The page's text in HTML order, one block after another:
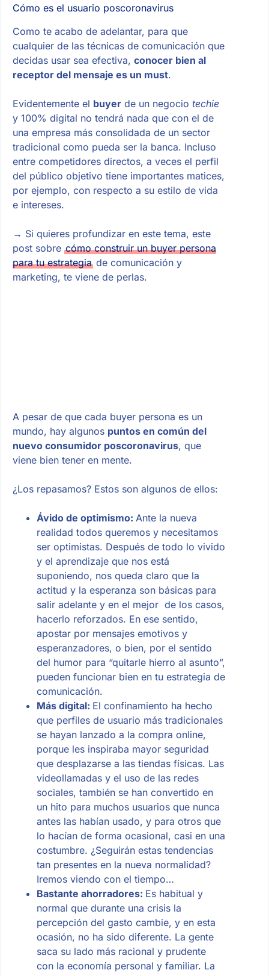
Cómo es el usuario poscoronavirus
Como te acabo de adelantar, para que
cualquier de las técnicas de comunicación que
decidas usar sea efectiva, conocer bien al
receptor del mensaje es un must.
Evidentemente el buyerde un negocio techie
y 100% digital no tendrá nada que con el de
una empresa más consolidada de un sector
tradicional como pueda ser la banca. Incluso
entre competidores directos, a veces el perfil
del público objetivo tiene importantes matices,
por ejemplo, con respecto a su estilo de vida
e intereses.
→ Si quieres profundizar en este tema, este
post sobre cómo construir un buyer persona
para tu estrategiade comunicación y
marketing, te viene de perlas.
A pesar de que cada buyer persona es un
mundo, hay algunos puntos en común del
nuevo consumidor poscoronavirus, que
viene bien tener en mente.
¿Los repasamos? Estos son algunos de ellos:
Ávido de optimismo: Ante la nueva
realidad todos queremos y necesitamos
ser optimistas. Después de todo lo vivido
y el aprendizaje que nos está
suponiendo, nos queda claro que la
actitud y la esperanza son básicas para
salir adelante y en el mejor de los casos,
hacerlo reforzados. En ese sentido,
apostar por mensajes emotivos y
esperanzadores, o bien, por el sentido
del humor para “quitarle hierro al asunto”,
pueden funcionar bien en tu estrategia de
comunicación.
Más digital: El confinamiento ha hecho
que perfiles de usuario más tradicionales
se hayan lanzado a la compra online,
porque les inspiraba mayor seguridad
que desplazarse a las tiendas físicas. Las
videollamadas y el uso de las redes
sociales, también se han convertido en
un hito para muchos usuarios que nunca
antes las habían usado, y para otros que
lo hacían de forma ocasional, casi en una
costumbre. ¿Seguirán estas tendencias
tan presentes en la nueva normalidad?
Iremos viendo con el tiempo…
Bastante ahorradores: Es habitual y
normal que durante una crisis la
percepción del gasto cambie, y en esta
ocasión, no ha sido diferente. La gente
saca su lado más racional y prudente
con la economía personal y familiar. La